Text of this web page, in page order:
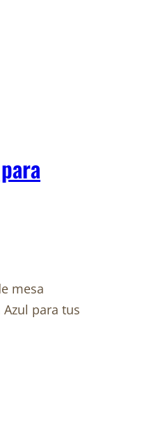
mesa
para tus